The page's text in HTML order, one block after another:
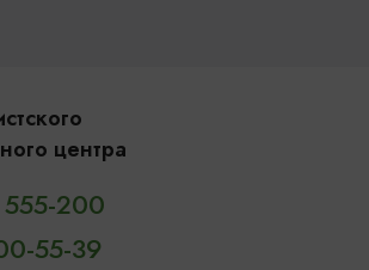
центра
200
55-39